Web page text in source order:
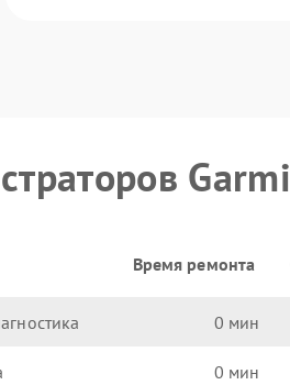
Время ремонта
0
0